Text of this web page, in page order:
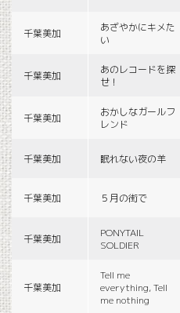
千葉美加
あざやかにキメた
い
千葉美加
あのレコードを探
せ！
千葉美加
おかしなガールフ
レンド
千葉美加 眠れない夜の羊
千葉美加 ５月の街で
千葉美加
PONYTAIL
SOLDIER
千葉美加
Tell me
everything, Tell
me nothing